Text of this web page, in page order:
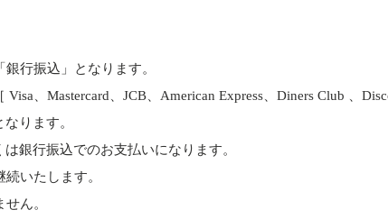
行振込」となります。
、Mastercard、JCB、American Express、Diners Club 、
ります。
銀行振込でのお支払いになります。
いたします。
ん。